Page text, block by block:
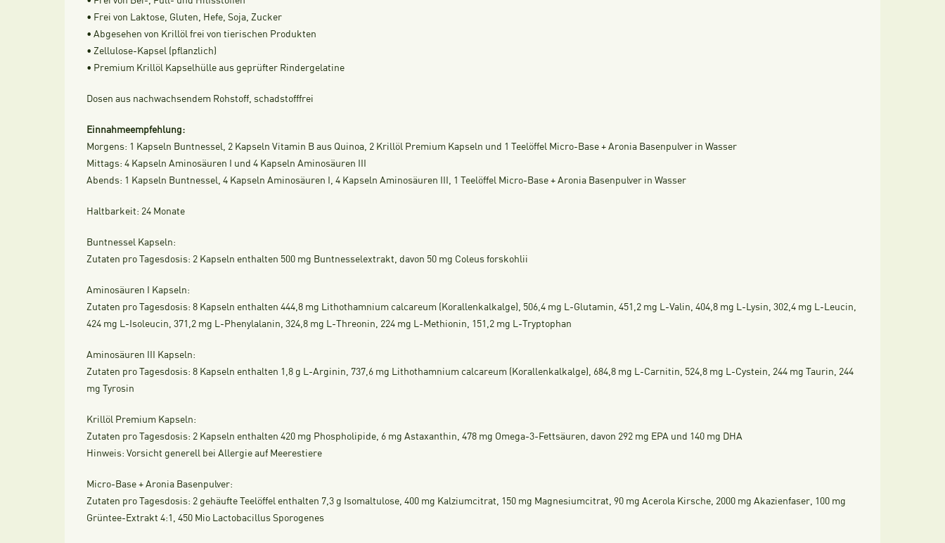
• Frei von Laktose, Gluten, Hefe, Soja, Zucker
• Abgesehen von Krillöl frei von tierischen Produkten
• Zellulose-Kapsel (pflanzlich)
• Premium Krillöl Kapselhülle aus geprüfter Rindergelatine
Dosen aus nachwachsendem Rohstoff, schadstofffrei
Einnahmeempfehlung:
Morgens: 1 Kapseln Buntnessel, 2 Kapseln Vitamin B aus Quinoa, 2 Krillöl Premium Kapseln und 1 Teelöffel Micro-Base + Aronia Basenpulver in Wasser
Mittags: 4 Kapseln Aminosäuren I und 4 Kapseln Aminosäuren III
Abends: 1 Kapseln Buntnessel, 4 Kapseln Aminosäuren I, 4 Kapseln Aminosäuren III, 1 Teelöffel Micro-Base + Aronia Basenpulver in Wasser
Haltbarkeit: 24 Monate
Buntnessel Kapseln:
Zutaten pro Tagesdosis: 2 Kapseln enthalten 500 mg Buntnesselextrakt, davon 50 mg Coleus forskohlii
Aminosäuren I Kapseln:
Zutaten pro Tagesdosis: 8 Kapseln enthalten 444,8 mg Lithothamnium calcareum (Korallenkalkalge), 506,4 mg L-Glutamin, 451,2 mg L-Valin, 404,8 mg L-Lysin, 302,4 mg L-Leucin,
424 mg L-Isoleucin, 371,2 mg L-Phenylalanin, 324,8 mg L-Threonin, 224 mg L-Methionin, 151,2 mg L-Tryptophan
Aminosäuren III Kapseln:
Zutaten pro Tagesdosis: 8 Kapseln enthalten 1,8 g L-Arginin, 737,6 mg Lithothamnium calcareum (Korallenkalkalge), 684,8 mg L-Carnitin, 524,8 mg L-Cystein, 244 mg Taurin, 244
mg Tyrosin
Krillöl Premium Kapseln:
Zutaten pro Tagesdosis: 2 Kapseln enthalten 420 mg Phospholipide, 6 mg Astaxanthin, 478 mg Omega-3-Fettsäuren, davon 292 mg EPA und 140 mg DHA
Hinweis: Vorsicht generell bei Allergie auf Meerestiere
Micro-Base + Aronia Basenpulver:
Zutaten pro Tagesdosis: 2 gehäufte Teelöffel enthalten 7,3 g Isomaltulose, 400 mg Kalziumcitrat, 150 mg Magnesiumcitrat, 90 mg Acerola Kirsche, 2000 mg Akazienfaser, 100 mg
Grüntee-Extrakt 4:1, 450 Mio Lactobacillus Sporogenes